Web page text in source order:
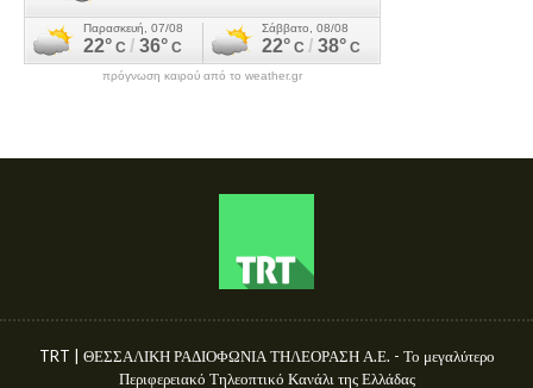
πρόγνωση καιρού από το weather.gr
TRT | ΘΕΣΣΑΛΙΚΗ ΡΑΔΙΟΦΩΝΙΑ ΤΗΛΕΟΡΑΣΗ Α.Ε. - Το μεγαλύτερο
Περιφερειακό Τηλεοπτικό Κανάλι της Ελλάδας